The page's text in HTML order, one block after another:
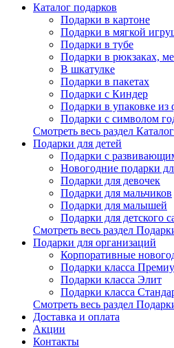
Каталог подарков
Подарки в картоне
Подарки в мягкой
Подарки в тубе
Подарки в рюкзаках,
В шкатулке
Подарки в пакетах
Подарки с Киндер
Подарки в упаковке из
Подарки с символом
Смотреть весь раздел
Подарки для детей
Подарки с
Новогодние подарки
Подарки для девочек
Подарки для мальчиков
Подарки для малышей
Подарки для детского
Смотреть весь раздел
Подарки для организаций
Корпоративные
Подарки класса
Подарки класса Элит
Подарки класса
Смотреть весь раздел
Доставка и оплата
Акции
Контакты